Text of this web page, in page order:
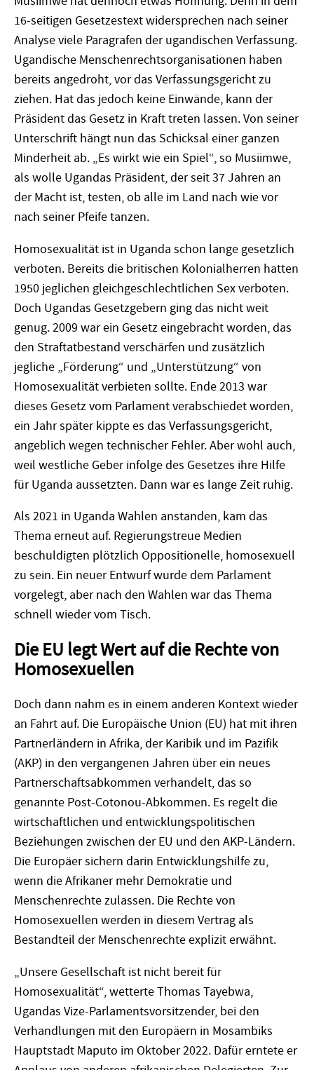
16-seitigen Gesetzestext widersprechen nach seiner
Analyse viele Paragrafen der ugandischen Verfassung.
Ugandische Menschenrechtsorganisationen haben
bereits angedroht, vor das Verfassungsgericht zu
ziehen. Hat das jedoch keine Einwände, kann der
Präsident das Gesetz in Kraft treten lassen. Von seiner
Unterschrift hängt nun das Schicksal einer ganzen
Minderheit ab. „Es wirkt wie ein Spiel“, so Musiimwe,
als wolle Ugandas Präsident, der seit 37 Jahren an
der Macht ist, testen, ob alle im Land nach wie vor
nach seiner Pfeife tanzen.
Homosexualität ist in Uganda schon lange gesetzlich
verboten. Bereits die britischen Kolonialherren hatten
1950 jeglichen gleichgeschlechtlichen Sex verboten.
Doch Ugandas Gesetzgebern ging das nicht weit
genug. 2009 war ein Gesetz eingebracht worden, das
den Straftatbestand verschärfen und zusätzlich
jegliche „Förderung“ und „Unterstützung“ von
Homosexualität verbieten sollte. Ende 2013 war
dieses Gesetz vom Parlament verabschiedet worden,
ein Jahr später kippte es das Verfassungsgericht,
angeblich wegen technischer Fehler. Aber wohl auch,
weil westliche Geber infolge des Gesetzes ihre Hilfe
für Uganda aussetzten. Dann war es lange Zeit ruhig.
Als 2021 in Uganda Wahlen anstanden, kam das
Thema erneut auf. Regierungstreue Medien
beschuldigten plötzlich Oppositionelle, homosexuell
zu sein. Ein neuer Entwurf wurde dem Parlament
vorgelegt, aber nach den Wahlen war das Thema
schnell wieder vom Tisch.
Die EU legt Wert auf die Rechte von
Homosexuellen
Doch dann nahm es in einem anderen Kontext wieder
an Fahrt auf. Die Europäische Union (EU) hat mit ihren
Partnerländern in Afrika, der Karibik und im Pazifik
(AKP) in den vergangenen Jahren über ein neues
Partnerschaftsabkommen verhandelt, das so
genannte Post-Cotonou-Abkommen. Es regelt die
wirtschaftlichen und entwicklungspolitischen
Beziehungen zwischen der EU und den AKP-Ländern.
Die Europäer sichern darin Entwicklungshilfe zu,
wenn die Afrikaner mehr Demokratie und
Menschenrechte zulassen. Die Rechte von
Homosexuellen werden in diesem Vertrag als
Bestandteil der Menschenrechte explizit erwähnt.
„Unsere Gesellschaft ist nicht bereit für
Homosexualität“, wetterte Thomas Tayebwa,
Ugandas Vize-Parlamentsvorsitzender, bei den
Verhandlungen mit den Europäern in Mosambiks
Hauptstadt Maputo im Oktober 2022. Dafür erntete er